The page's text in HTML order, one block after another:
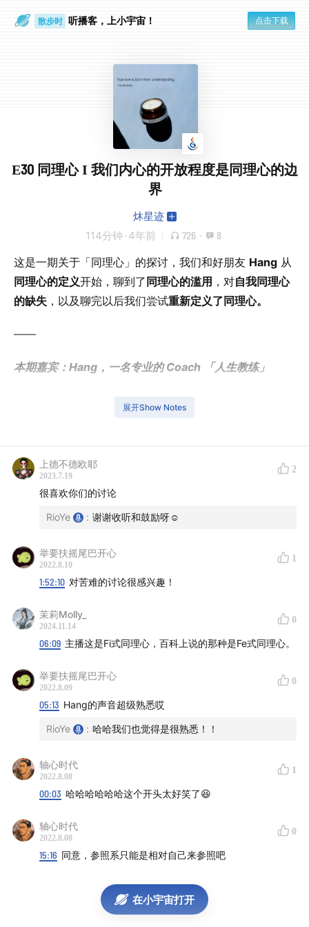
散步时 听播客，上小宇宙！ 点击下载
E30 同理心 I 我们内心的开放程度是同理心的边
界
炑星迹
114分钟 · 4年前 726 · 8
这是一期关于「同理心」的探讨，我们和好朋友 Hang 从
同理心的定义开始，聊到了 同理心的滥用 ，对自我同理心
的缺失 ，以及聊完以后我们尝试重新定义了同理心。
——
本期嘉宾：Hang，一名专业的 Coach 「人生教练」
《15 minutes with Hang》
时间戳：
PART0 ABOUT HANG】
00:16我们和 Hang 的故事
PART1 关于同理心的定义】
03:38为什么会想到聊「同理心」这个话题？
04:46同理心的定义： 从维基百科开始
05:59Cen 的同理心：链接别人的感受后在自己的情绪
经历中进行搜索和匹配
08:44Rio 的同理心：理解和帮助，但是不会链接到自
身的情绪
同理心是一种情绪能力还是理解能力？
应，更亲近的人影响力更大
同理心如何让你有意愿想去帮助别人：同理心的
解读
17:55如何理解「感受他人的痛苦带来的意义」以及关于
「梁文道为什么在没有经历女性经历的情况下可以做到
如此的感同深受」？
同理心来自于超越自我的，对他/她者的关心
展开Show Notes
上德不德欧耶
2023.7.19
2
很喜欢你们的讨论
RioYe : 谢谢收听和鼓励呀☺️
举要扶摇尾巴开心
2022.8.10
1
1:52:10 对苦难的讨论很感兴趣！
茉莉Molly_
2024.11.14
0
06:09 主播这是Fi式同理心，百科上说的那种是Fe式同理心。
举要扶摇尾巴开心
2022.8.09
0
05:13 Hang的声音超级熟悉哎
RioYe : 哈哈我们也觉得是很熟悉！！
轴心时代
2022.8.08
1
00:03 哈哈哈哈哈哈这个开头太好笑了😆
轴心时代
2022.8.08
0
15:16 同意，参照系只能是相对自己来参照吧
在小宇宙打开